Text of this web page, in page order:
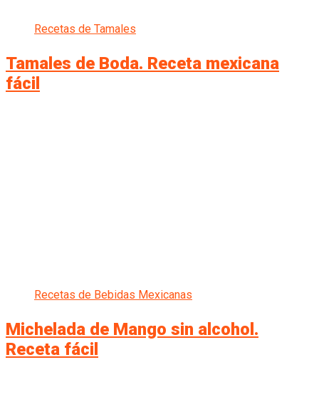
Recetas de Tamales
Tamales de Boda. Receta mexicana
fácil
Recetas de Bebidas Mexicanas
Michelada de Mango sin alcohol.
Receta fácil